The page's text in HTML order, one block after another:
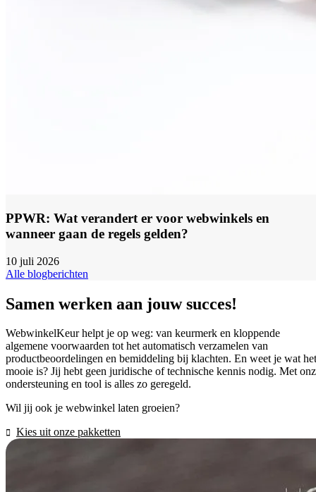
PPWR: Wat verandert er voor webwinkels en
wanneer gaan de regels gelden?
10 juli 2026
Alle blogberichten
Samen werken aan jouw succes!
WebwinkelKeur helpt je op weg: van keurmerk en kloppende
algemene voorwaarden tot het automatisch verzamelen van
productbeoordelingen en bemiddeling bij klachten. En weet je wat het
mooie is? Jij hebt geen juridische of technische kennis nodig. Met
ondersteuning en tool is alles zo geregeld.
Wil jij ook je webwinkel laten groeien?
Kies uit onze pakketten